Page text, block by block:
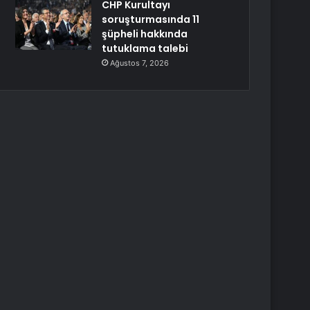
CHP Kurultayı
soruşturmasında 11
şüpheli hakkında
tutuklama talebi
Ağustos 7, 2026